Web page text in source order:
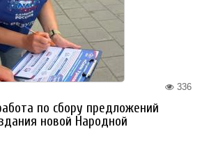
336
по сбору предложений
новой Народной